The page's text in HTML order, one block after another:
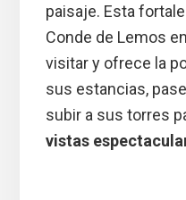
paisaje. Esta
Conde de Lemos
visitar y ofrece la
sus estancias,
subir a sus torres
vistas